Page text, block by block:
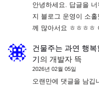
안녕하세요. 답글을
지 블로그 운영이 소
께 많아서요 ㅎㅎㅎㅎ
건물주는 과연 행복
기의 개발자 뜩
2026년 02월 05일
오랜만에 댓글을 남깁